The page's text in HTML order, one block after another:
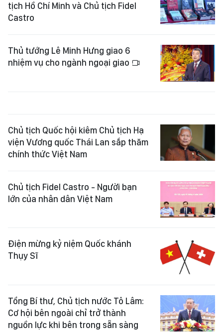
tịch Hồ Chí Minh và Chủ tịch Fidel
Castro
Thủ tướng Lê Minh Hưng giao 6
nhiệm vụ cho ngành ngoại giao
Chủ tịch Quốc hội kiêm Chủ tịch Hạ
viện Vương quốc Thái Lan sắp thăm
chính thức Việt Nam
Chủ tịch Fidel Castro - Người bạn
lớn của nhân dân Việt Nam
Điện mừng kỷ niệm Quốc khánh
Thụy Sĩ
Tổng Bí thư, Chủ tịch nước Tô Lâm:
Cơ hội bên ngoài chỉ trở thành
nguồn lực khi bên trong sẵn sàng